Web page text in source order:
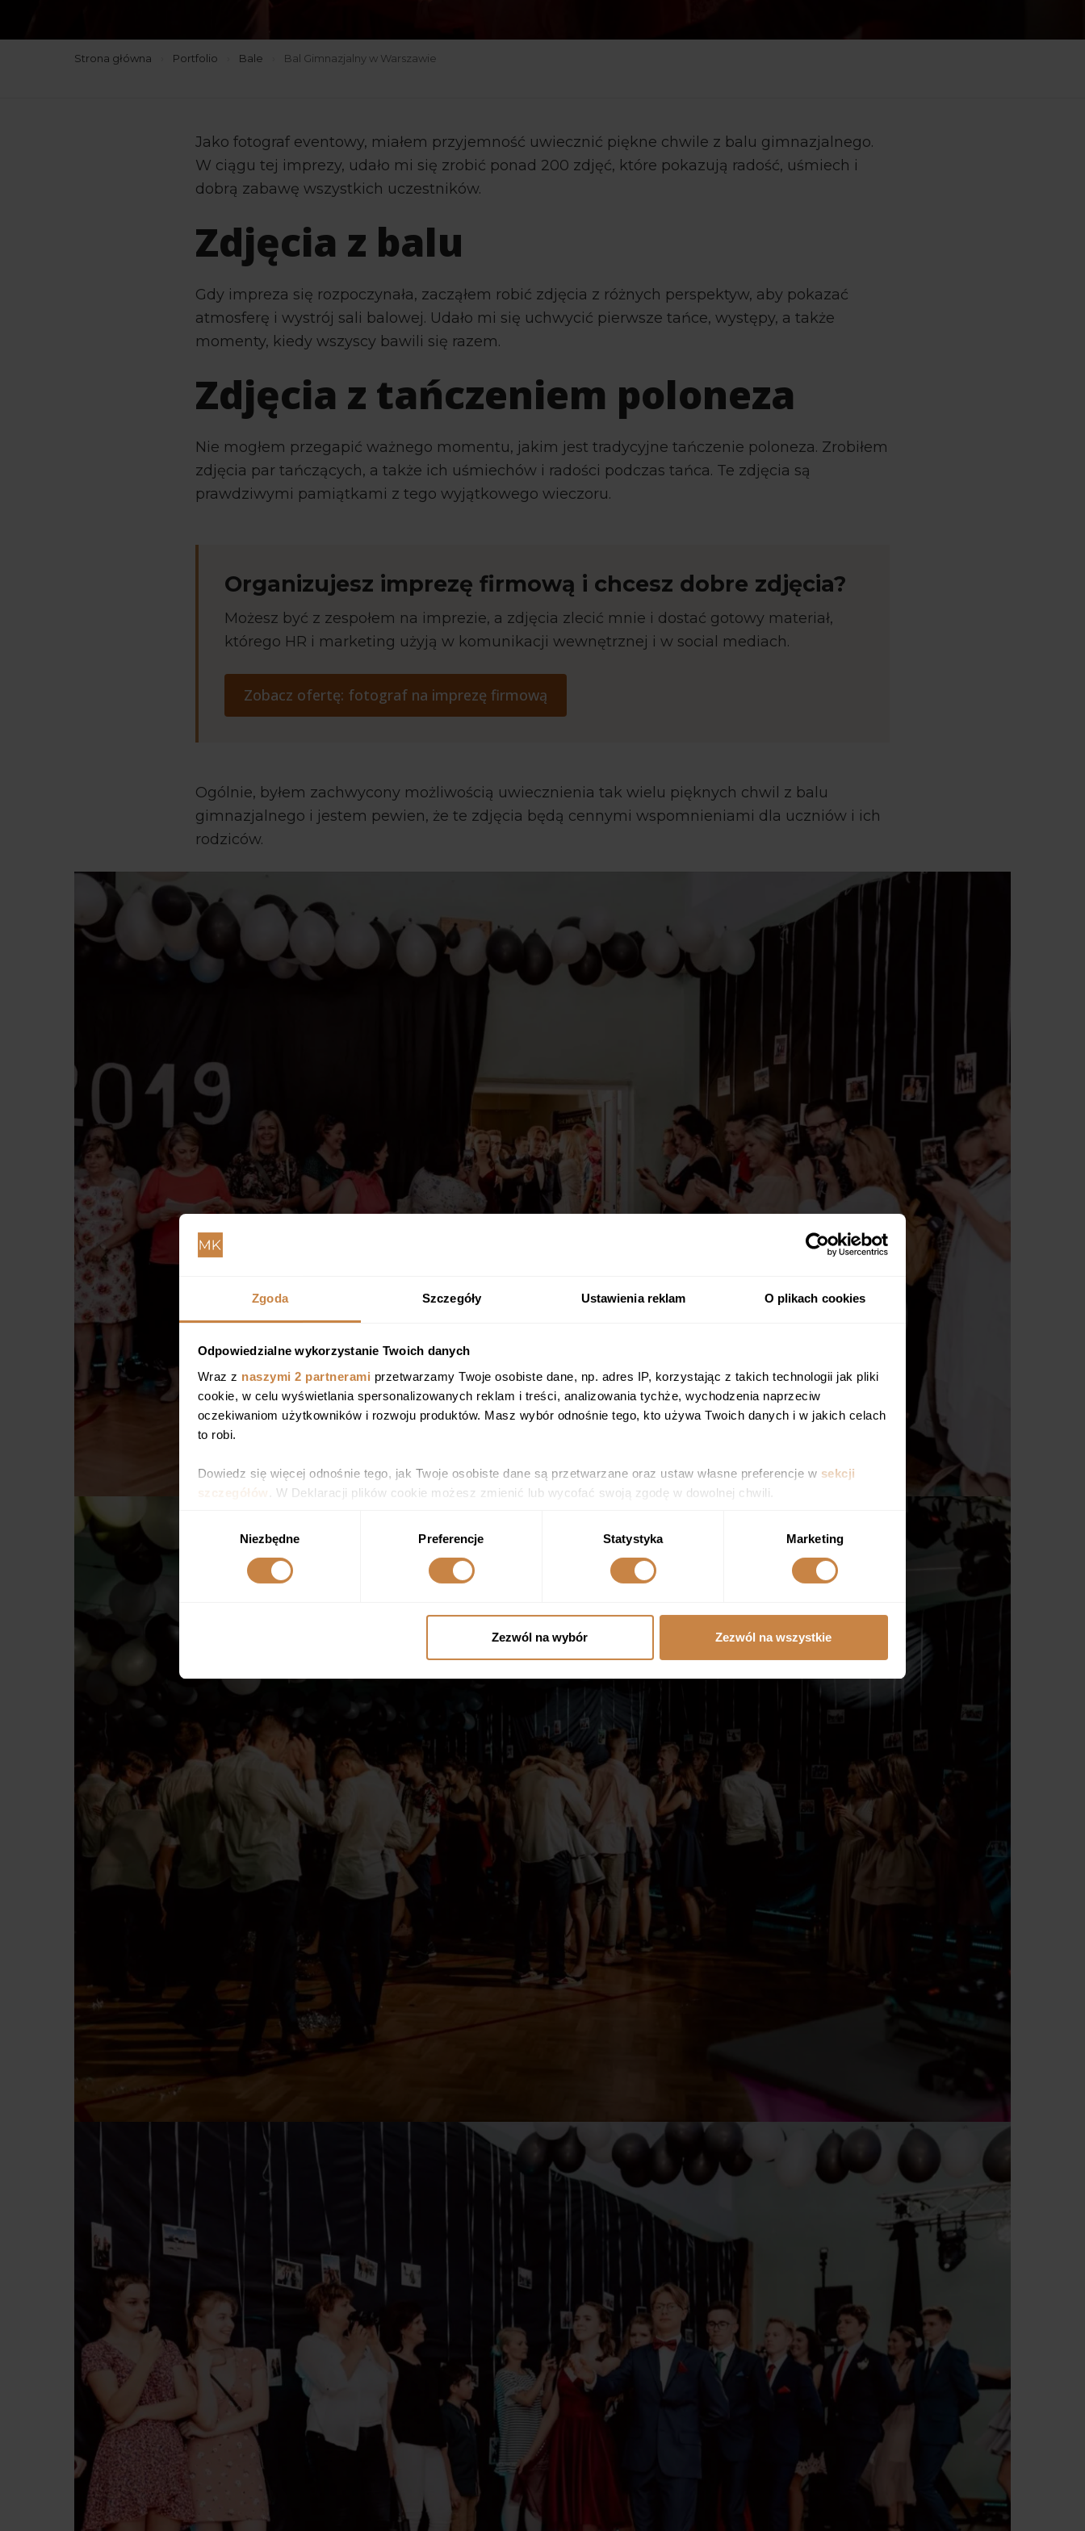
Zgoda Szczegóły Ustawienia reklam O plikach cookies
Odpowiedzialne wykorzystanie Twoich danych
Wraz z naszymi 2 partnerami przetwarzamy Twoje osobiste dane, np. adres IP, korzystając z takich technologii jak pliki
cookie, w celu wyświetlania spersonalizowanych reklam i treści, analizowania tychże, wychodzenia naprzeciw
oczekiwaniom użytkowników i rozwoju produktów. Masz wybór odnośnie tego, kto używa Twoich danych i w jakich celach
to robi.
Dowiedz się więcej odnośnie tego, jak Twoje osobiste dane są przetwarzane oraz ustaw własne preferencje w sekcji
szczegółów . W Deklaracji plików cookie możesz zmienić lub wycofać swoją zgodę w dowolnej chwili.
Wykorzystujemy pliki cookie do spersonalizowania treści i reklam, aby oferować funkcje społecznościowe i analizować
reklamowym i analitycznym. Partnerzy mogą połączyć te informacje z innymi danymi otrzymanymi od Ciebie lub
Niezbędne Preferencje Statystyka Marketing
Zezwól na wybór Zezwól na wszystkie
Strona główna Portfolio Bale Bal Gimnazjalny w Warszawie
Jako fotograf eventowy, miałem przyjemność uwiecznić piękne chwile z balu gimnazjalnego.
W ciągu tej imprezy, udało mi się zrobić ponad 200 zdjęć, które pokazują radość, uśmiech i
dobrą zabawę wszystkich uczestników.
Zdjęcia z balu
Gdy impreza się rozpoczynała, zacząłem robić zdjęcia z różnych perspektyw, aby pokazać
atmosferę i wystrój sali balowej. Udało mi się uchwycić pierwsze tańce, występy, a także
momenty, kiedy wszyscy bawili się razem.
Zdjęcia z tańczeniem poloneza
Nie mogłem przegapić ważnego momentu, jakim jest tradycyjne tańczenie poloneza. Zrobiłem
zdjęcia par tańczących, a także ich uśmiechów i radości podczas tańca. Te zdjęcia są
prawdziwymi pamiątkami z tego wyjątkowego wieczoru.
Organizujesz imprezę firmową i chcesz dobre zdjęcia?
Możesz być z zespołem na imprezie, a zdjęcia zlecić mnie i dostać gotowy materiał,
którego HR i marketing użyją w komunikacji wewnętrznej i w social mediach.
Zobacz ofertę: fotograf na imprezę firmową
Ogólnie, byłem zachwycony możliwością uwiecznienia tak wielu pięknych chwil z balu
gimnazjalnego i jestem pewien, że te zdjęcia będą cennymi wspomnieniami dla uczniów i ich
rodziców.